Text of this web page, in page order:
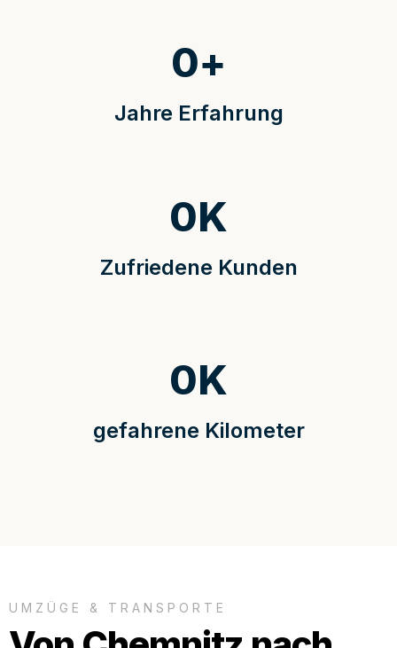
Jahre Erfahrung
0+
Zufriedene Kunden
0K
gefahrene Kilometer
0K
UMZÜGE & TRANSPORTE